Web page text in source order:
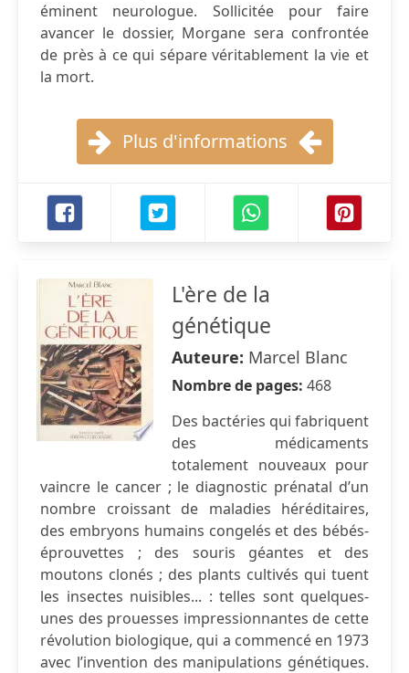
éminent neurologue. Sollicitée pour faire
avancer le dossier, Morgane sera confrontée
de près à ce qui sépare véritablement la vie et
la mort.
Plus d'informations
L'ère de la
génétique
Auteure: Marcel Blanc
Nombre de pages: 468
Des bactéries qui fabriquent
des médicaments
totalement nouveaux pour
vaincre le cancer ; le diagnostic prénatal d’un
nombre croissant de maladies héréditaires,
des embryons humains congelés et des bébés-
éprouvettes ; des souris géantes et des
moutons clonés ; des plants cultivés qui tuent
les insectes nuisibles... : telles sont quelques-
unes des prouesses impressionnantes de cette
révolution biologique, qui a commencé en 1973
avec l’invention des manipulations génétiques.